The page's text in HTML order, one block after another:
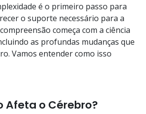
é o primeiro passo para
o suporte necessário para a
começa com a ciência
as profundas mudanças que
Vamos entender como isso
Afeta o Cérebro?